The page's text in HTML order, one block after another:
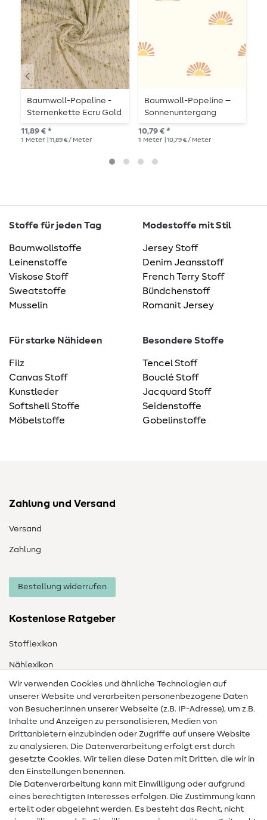
Baumwoll-Popeline -
Sternenkette Ecru Gold
Silber
11,89 € *
1 Meter | 11,89 € / Meter
Baumwoll-Popeline –
Sonnenuntergang
Offwhite
10,79 € *
1 Meter | 10,79 € / Meter
Stoffe für jeden Tag
Baumwollstoffe
Leinenstoffe
Viskose Stoff
Sweatstoffe
Musselin
Modestoffe mit Stil
Jersey Stoff
Denim Jeansstoff
French Terry Stoff
Bündchenstoff
Romanit Jersey
Für starke Nähideen
Filz
Canvas Stoff
Kunstleder
Softshell Stoffe
Möbelstoffe
Besondere Stoffe
Tencel Stoff
Bouclé Stoff
Jacquard Stoff
Seidenstoffe
Gobelinstoffe
Zahlung und Versand
Versand
Zahlung
Bestellung widerrufen
Kostenlose Ratgeber
Stofflexikon
Nählexikon
Nähanleitungen
Hilfe & Kontakt
Kontakt
Infos zum Betreiberwechsel
FAQ
Widerrufsrecht
Wir verwenden Cookies und ähnliche Technologien auf
unserer Website und verarbeiten personenbezogene Daten
von Besucher:innen unserer Webseite (z.B. IP-Adresse), um z.B.
Inhalte und Anzeigen zu personalisieren, Medien von
Drittanbietern einzubinden oder Zugriffe auf unsere Website
zu analysieren. Die Datenverarbeitung erfolgt erst durch
gesetzte Cookies. Wir teilen diese Daten mit Dritten, die wir in
den Einstellungen benennen.
Die Datenverarbeitung kann mit Einwilligung oder aufgrund
eines berechtigten Interesses erfolgen. Die Zustimmung kann
erteilt oder abgelehnt werden. Es besteht das Recht, nicht